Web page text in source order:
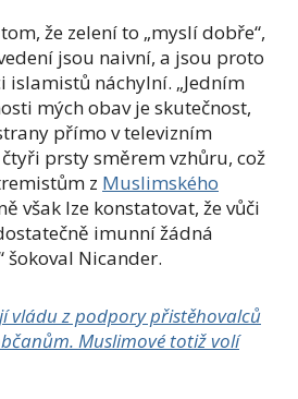
že zelení to „myslí dobře“,
jsou naivní, a jsou proto
náchylní. „Jedním
mých obav je skutečnost,
přímo v televizním
prsty směrem vzhůru, což
z Muslimského
však lze konstatovat, že vůči
imunní žádná
šokoval Nicander.
vládu z podpory přistěhovalců
Muslimové totiž volí